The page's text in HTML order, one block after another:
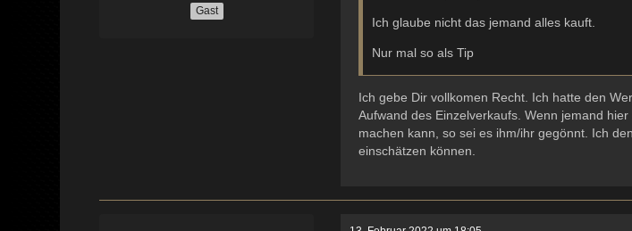
Gast
Ich glaube nicht das jemand alles kauft.
Nur mal so als Tip
Ich gebe Dir vollkomen Recht. Ich hatte den
Aufwand des Einzelverkaufs. Wenn jemand
machen kann, so sei es ihm/ihr gegönnt. Ich
einschätzen können.